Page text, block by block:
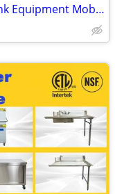
Portable Sink Food Truck Corner Sink Equipment Mobile Kitchen